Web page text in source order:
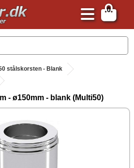
0
stålskorsten - Blank
- ø150mm - blank (Multi50)